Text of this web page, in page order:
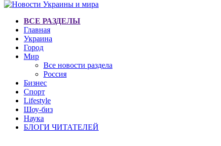
ВСЕ РАЗДЕЛЫ
Главная
Украина
Город
Мир
Все новости раздела
Россия
Бизнес
Спорт
Lifestyle
Шоу-биз
Наука
БЛОГИ ЧИТАТЕЛЕЙ